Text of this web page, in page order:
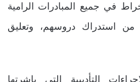
في جميع المبادرات الرامية
من استدراك دروسهم، وتعليق
التأديبية التي باشرتها